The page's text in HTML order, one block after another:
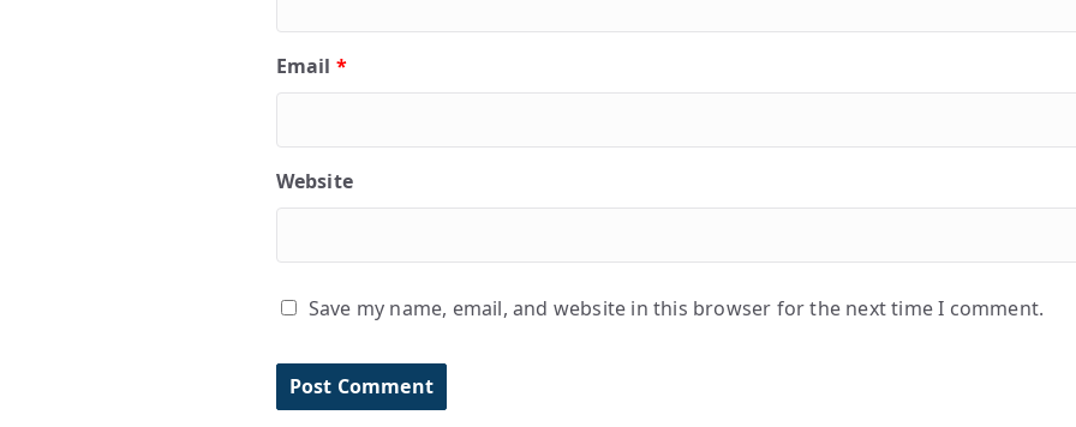
Email *
Website
Save my name, email, and website in this browser for the next time I comment.